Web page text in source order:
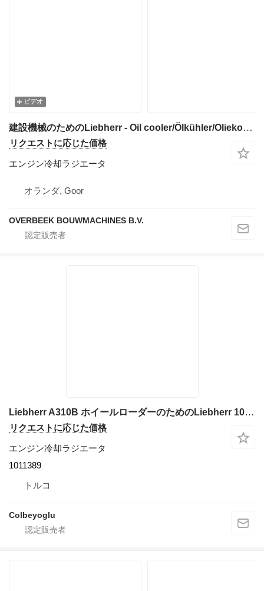
ビデオ
建設機械のためのLiebherr - Oil cooler/Ölkühler/Oliekoeler エンジン冷却ラジエータ
リクエストに応じた価格
エンジン冷却ラジエータ
オランダ, Goor
OVERBEEK BOUWMACHINES B.V.
Liebherr A310B ホイールローダーのためのLiebherr 1011389 エンジン冷却ラジエータ
リクエストに応じた価格
エンジン冷却ラジエータ
1011389
トルコ
Colbeyoglu